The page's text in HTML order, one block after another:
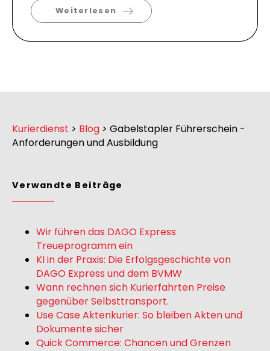
Weiterlesen
Kurierdienst > Blog > Gabelstapler Führerschein -
Anforderungen und Ausbildung
Verwandte Beiträge
Wir führen das DAGO Express
Treueprogramm ein
KI in der Praxis: Die Erfolgsgeschichte von
DAGO Express und dem BVMW
Wann rechnen sich Kurierfahrten Preise
gegenüber Selbsttransport.
Use Case Aktenkurier: So bleiben Akten und
Dokumente sicher
Quick Commerce: Chancen und Grenzen